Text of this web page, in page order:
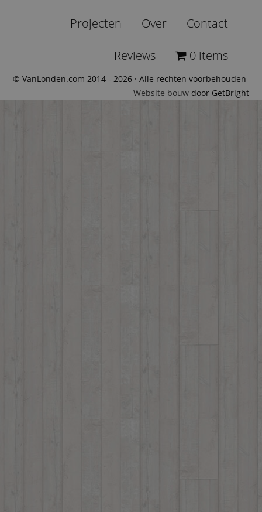
Projecten Over Contact
Reviews 0 items
© VanLonden.com 2014 - 2026 · Alle rechten voorbehouden
Website bouwdoor GetBright